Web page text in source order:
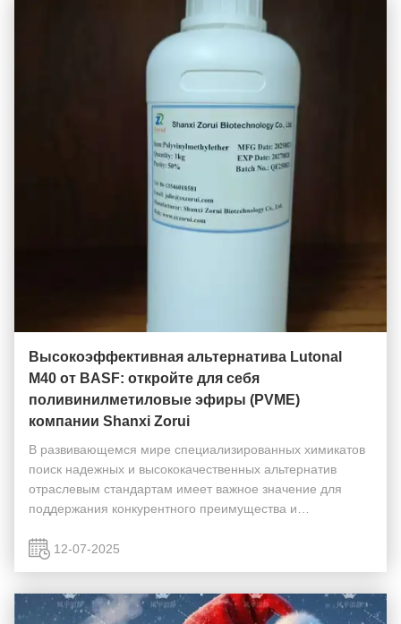
Высокоэффективная альтернатива Lutonal
M40 от BASF: откройте для себя
поливинилметиловые эфиры (PVME)
компании Shanxi Zorui
В развивающемся мире специализированных химикатов
поиск надежных и высококачественных альтернатив
отраслевым стандартам имеет важное значение для
поддержания конкурентного преимущества и
Zorui Biotechnology Co., Ltd. с гордостью объявляет о
12-07-2025